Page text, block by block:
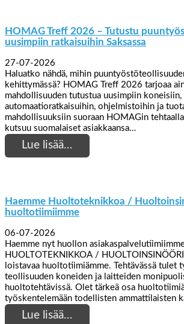
HOMAG Treff 2026 – Tutustu
uusimpiin ratkaisuihin Saksassa
27-07-2026
Haluatko nähdä, mihin
kehittymässä? HOMAG Treff 2026 tarjoaa
mahdollisuuden tutustua uusimpiin koneisiin,
automaatioratkaisuihin, ohjelmistoihin ja
mahdollisuuksiin suoraan HOMAGin
kutsuu suomalaiset asiakkaansa…
Lue lisää…
Haemme Huoltoteknikkoa /
huoltotiimiimme
06-07-2026
Haemme nyt huollon
HUOLTOTEKNIKKOA /
loistavaa huoltotiimiämme. Tehtävässä tulet
teollisuuden koneiden ja laitteiden
huoltotehtävissä. Olet tärkeä osa
työskentelemään todellisten ammattilaisten
Lue lisää…